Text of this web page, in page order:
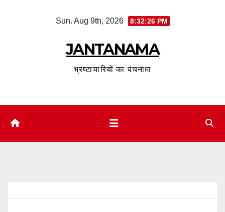
Sun. Aug 9th, 2026 8:32:27 PM
JANTANAMA
भ्रष्टाचारियों का पंचनामा